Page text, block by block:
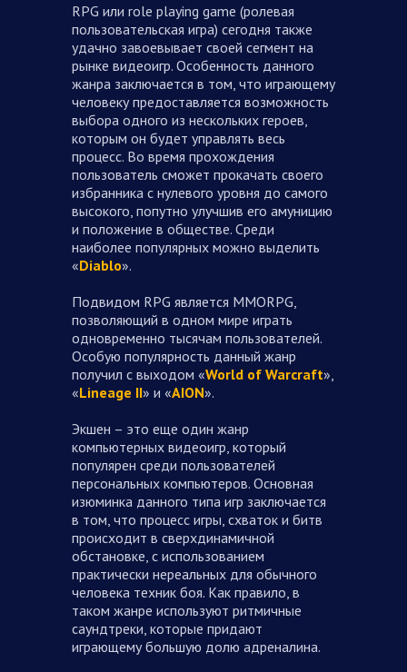
RPG или role playing game (ролевая
пользовательская игра) сегодня также
удачно завоевывает своей сегмент на
рынке видеоигр. Особенность данного
жанра заключается в том, что играющему
человеку предоставляется возможность
выбора одного из нескольких героев,
которым он будет управлять весь
процесс. Во время прохождения
пользователь сможет прокачать своего
избранника с нулевого уровня до самого
высокого, попутно улучшив его амуницию
и положение в обществе. Среди
наиболее популярных можно выделить
«Diablo».
Подвидом RPG является MMORPG,
позволяющий в одном мире играть
одновременно тысячам пользователей.
Особую популярность данный жанр
получил с выходом «World of Warcraft»,
«Lineage II» и «AION».
Экшен – это еще один жанр
компьютерных видеоигр, который
популярен среди пользователей
персональных компьютеров. Основная
изюминка данного типа игр заключается
в том, что процесс игры, схваток и битв
происходит в сверхдинамичной
обстановке, с использованием
практически нереальных для обычного
человека техник боя. Как правило, в
таком жанре используют ритмичные
саундтреки, которые придают
играющему большую долю адреналина.